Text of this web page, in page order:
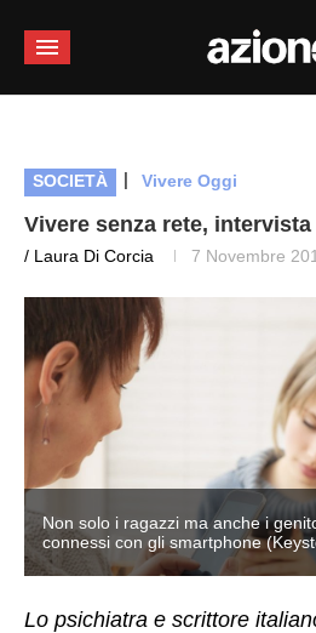
SOCIETÀ | Vivere Oggi
Vivere senza rete,
/ Laura Di Corcia 7 Novembre
Non solo i ragazzi ma anche i
connessi con gli smartphone
Lo psichiatra e scrittore